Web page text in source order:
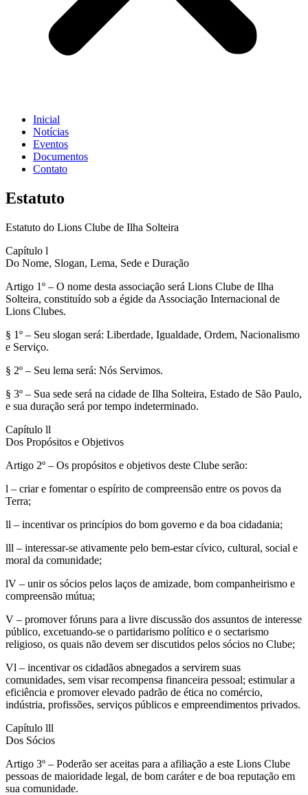
Inicial
Notícias
Eventos
Documentos
Contato
Estatuto
Estatuto do Lions Clube de Ilha Solteira
Capítulo l
Do Nome, Slogan, Lema, Sede e Duração
Artigo 1º – O nome desta associação será Lions Clube de Ilha
Solteira, constituído sob a égide da Associação Internacional de
Lions Clubes.
§ 1º – Seu slogan será: Liberdade, Igualdade, Ordem, Nacionalismo
e Serviço.
§ 2º – Seu lema será: Nós Servimos.
§ 3º – Sua sede será na cidade de Ilha Solteira, Estado de São Paulo,
e sua duração será por tempo indeterminado.
Capítulo ll
Dos Propósitos e Objetivos
Artigo 2º – Os propósitos e objetivos deste Clube serão:
l – criar e fomentar o espírito de compreensão entre os povos da
Terra;
ll – incentivar os princípios do bom governo e da boa cidadania;
lll – interessar-se ativamente pelo bem-estar cívico, cultural, social e
moral da comunidade;
lV – unir os sócios pelos laços de amizade, bom companheirismo e
compreensão mútua;
V – promover fóruns para a livre discussão dos assuntos de interesse
público, excetuando-se o partidarismo político e o sectarismo
religioso, os quais não devem ser discutidos pelos sócios no Clube;
Vl – incentivar os cidadãos abnegados a servirem suas
comunidades, sem visar recompensa financeira pessoal; estimular a
eficiência e promover elevado padrão de ética no comércio,
indústria, profissões, serviços públicos e empreendimentos privados.
Capítulo lll
Dos Sócios
Artigo 3º – Poderão ser aceitas para a afiliação a este Lions Clube
pessoas de maioridade legal, de bom caráter e de boa reputação em
sua comunidade.